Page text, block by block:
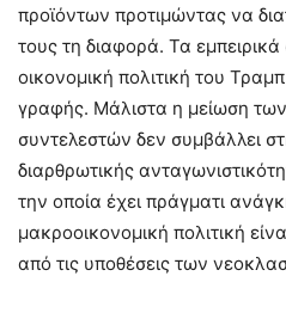
προϊόντων προτιμώντας να
τους τη διαφορά. Τα εμπειρικά
οικονομική πολιτική του
γραφής. Μάλιστα η μείωση
συντελεστών δεν συμβάλλει
διαρθρωτικής
την οποία έχει πράγματι
μακροοικονομική πολιτική
από τις υποθέσεις των